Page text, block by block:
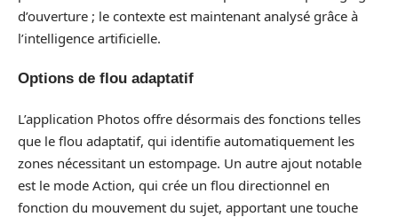
d’ouverture ; le contexte est maintenant analysé grâce à
l’intelligence artificielle.
Options de flou adaptatif
L’application Photos offre désormais des fonctions telles
que le flou adaptatif, qui identifie automatiquement les
zones nécessitant un estompage. Un autre ajout notable
est le mode Action, qui crée un flou directionnel en
fonction du mouvement du sujet, apportant une touche